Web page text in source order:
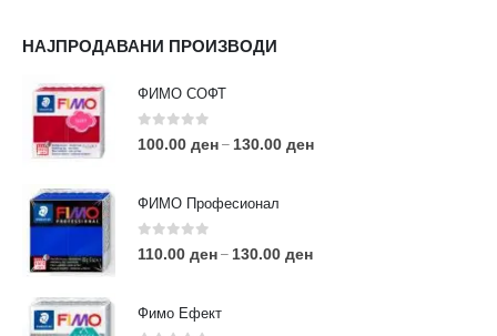
НАЈПРОДАВАНИ ПРОИЗВОДИ
ФИМО СОФТ
0 out of 5
100.00 ден – 130.00 ден
ФИМО Професионал
0out of 5
110.00 ден – 130.00 ден
Фимо Ефект